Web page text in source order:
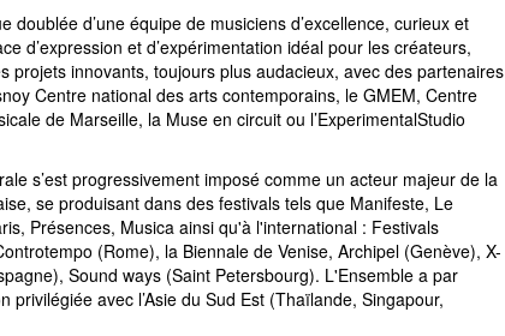
doublée d’une équipe de musiciens d’excellence, curieux et
d’expression et d’expérimentation idéal pour les créateurs,
projets innovants, toujours plus audacieux, avec des partenaires
Centre national des arts contemporains, le GMEM, Centre
de Marseille, la Muse en circuit ou l’ExperimentalStudio
s’est progressivement imposé comme un acteur majeur de la
se produisant dans des festivals tels que Manifeste, Le
Présences, Musica ainsi qu'à l'international : Festivals
(Rome), la Biennale de Venise, Archipel (Genève), X-
Sound ways (Saint Petersbourg). L'Ensemble a par
privilégiée avec l’Asie du Sud Est (Thaïlande, Singapour,